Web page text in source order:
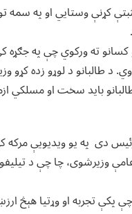
کړنې وستایي او په سمه
ته ورکوي چې په
د طالبانو د لوړو زده کړو
باید سخت او
دی په یو ویدیویې
وزیرشوی، چا چې د
پکې تجربه او وړتیا هېڅ